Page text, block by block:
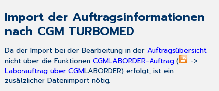
Import der Auftragsinformationen
nach CGM TURBOMED
Da der Import bei der Bearbeitung in derAuftragsübersicht
nicht über die FunktionenCGMLABORDER-Auftrag (
->
Laborauftrag über CGMLABORDER) erfolgt, ist ein
zusätzlicher Datenimport nötig.